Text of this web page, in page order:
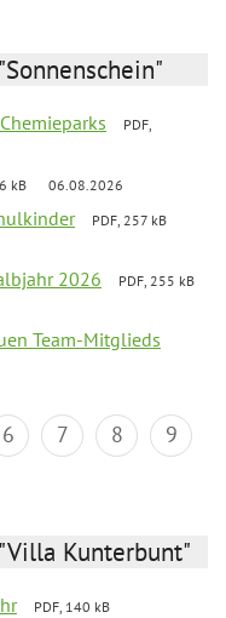
PDF,
kB 06.08.2026
PDF, 257 kB
2026
PDF, 255 kB
Team-Mitglieds
6 7 8
9
Kunterbunt"
PDF, 140 kB